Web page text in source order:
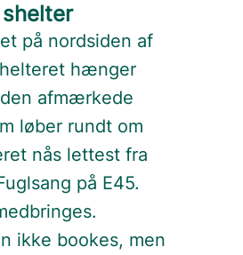
på nordsiden af
hænger
afmærkede
løber rundt om
nås lettest fra
på E45.
ikke bookes, men